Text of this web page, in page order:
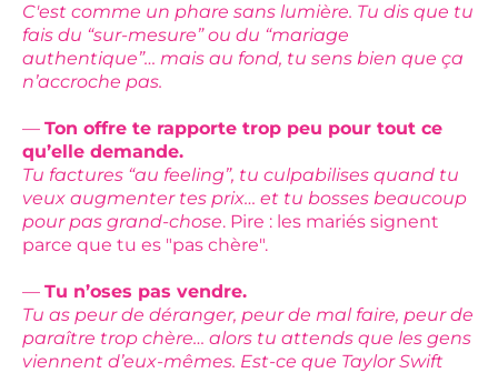
C'est comme un phare sans lumière. Tu dis que tu
fais du “sur-mesure” ou du “mariage
authentique”… mais au fond, tu sens bien que ça
n’accroche pas.
— Ton offre te rapporte trop peu pour tout ce
qu’elle demande.
Tu factures “au feeling”, tu culpabilises quand tu
veux augmenter tes prix… et tu bosses beaucoup
pour pas grand-chose. Pire : les mariés signent
parce que tu es "pas chère".
— Tu n’oses pas vendre.
Tu as peur de déranger, peur de mal faire, peur de
paraître trop chère… alors tu attends que les gens
viennent d’eux-mêmes. Est-ce que Taylor Swift